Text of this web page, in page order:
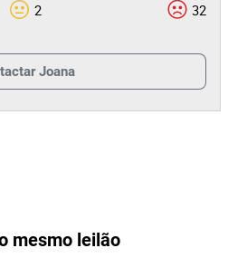
2 32
Joana
mesmo leilão